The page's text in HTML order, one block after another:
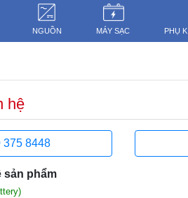
NGUỒN MÁY SẠC PHỤ
hệ
375 8448
sản phẩm